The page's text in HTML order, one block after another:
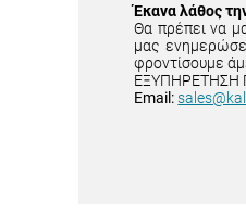
Έκανα λάθος
Θα πρέπει να
μας
φροντίσουμε
ΕΞΥΠΗΡΕΤΗΣΗ
Email: